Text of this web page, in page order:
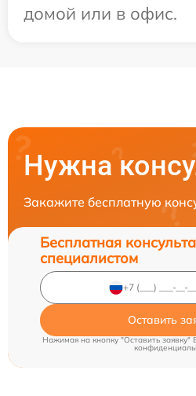
домой или в офис.
Нужна
Закажите бесплатную
Бесплатная
специалистом
Оставить
Нажимая на кнопку "Оставить заявку"